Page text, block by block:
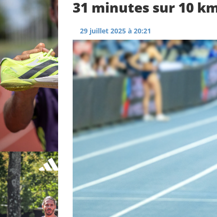
31 minutes sur 10
29 juillet 2025 à 20:21